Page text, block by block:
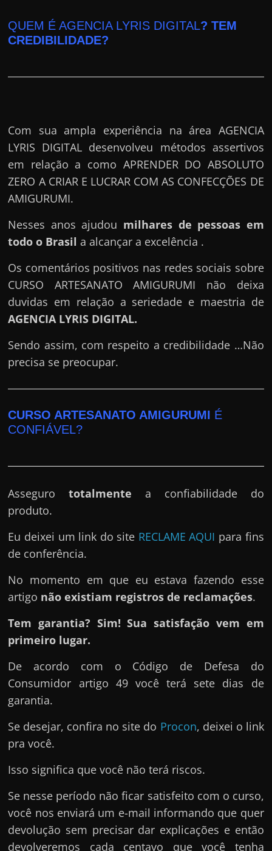
QUEM É AGENCIA LYRIS DIGITAL? TEM
CREDIBILIDADE?
Com sua ampla experiência na área AGENCIA
LYRIS DIGITAL desenvolveu métodos assertivos
em relação a como APRENDER DO ABSOLUTO
ZERO A CRIAR E LUCRAR COM AS CONFECÇÕES DE
AMIGURUMI.
Nesses anos ajudou milhares de pessoas em
todo o Brasil a alcançar a excelência .
Os comentários positivos nas redes sociais sobre
CURSO ARTESANATO AMIGURUMI não deixa
duvidas em relação a seriedade e maestria de
AGENCIA LYRIS DIGITAL.
Sendo assim, com respeito a credibilidade …Não
precisa se preocupar.
CURSO ARTESANATO AMIGURUMI É
CONFIÁVEL?
Assegurototalmente a confiabilidade do
produto.
Eu deixei um link do site RECLAME AQUI para fins
de conferência.
No momento em que eu estava fazendo esse
artigo não existiam registros de reclamações.
Tem garantia? Sim! Sua satisfação vem em
primeiro lugar.
De acordo com o Código de Defesa do
Consumidor artigo 49 você terá sete dias de
garantia.
Se desejar, confira no site do Procon, deixei o link
pra você.
Isso significa que você não terá riscos.
Se nesse período não ficar satisfeito com o curso,
você nos enviará um e-mail informando que quer
devolução sem precisar dar explicações e então
devolveremos cada centavo que você tenha